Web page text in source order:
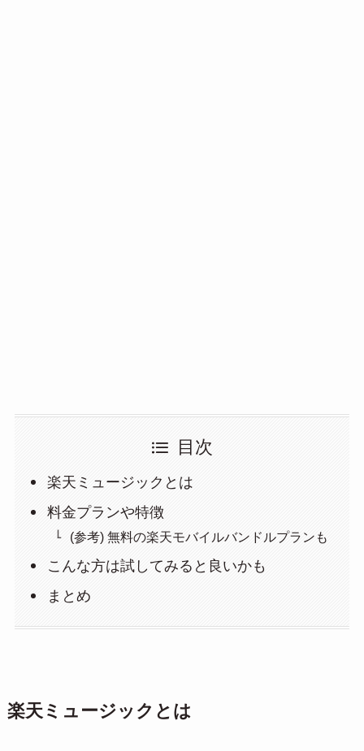
目次
楽天ミュージックとは
料金プランや特徴
(参考) 無料の楽天モバイルバンドルプランも
こんな方は試してみると良いかも
まとめ
楽天ミュージックとは